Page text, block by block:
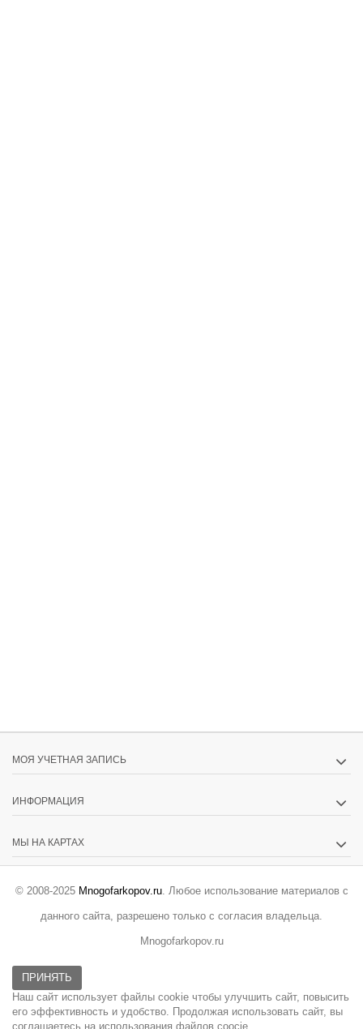
МОЯ УЧЕТНАЯ ЗАПИСЬ
ИНФОРМАЦИЯ
МЫ НА КАРТАХ
© 2008-2025 Mnogofarkopov.ru. Любое использование материалов с
данного сайта, разрешено только с согласия владельца.
Mnogofarkopov.ru
ПРИНЯТЬ
Наш сайт использует файлы cookie чтобы улучшить сайт, повысить
его эффективность и удобство. Продолжая использовать сайт, вы
соглашаетесь на использования файлов coocie.